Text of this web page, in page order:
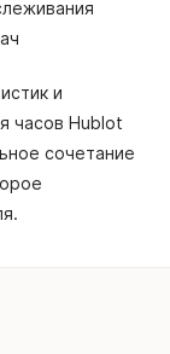
и
часов Hublot
сочетание